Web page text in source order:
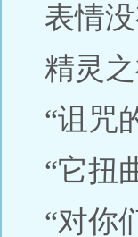
表情
精灵
“诅咒
“它扭
“对你